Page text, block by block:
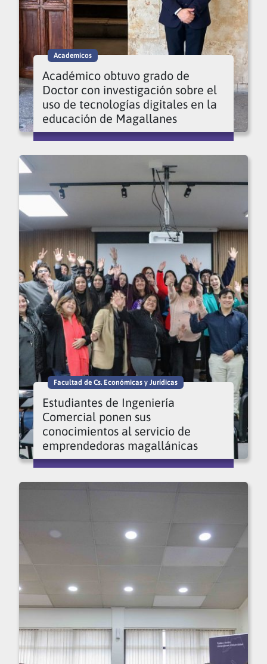
Academicos
Académico obtuvo grado de
Doctor con investigación sobre el
uso de tecnologías digitales en la
educación de Magallanes
Facultad de Cs. Económicas y Jurídicas
Estudiantes de Ingeniería
Comercial ponen sus
conocimientos al servicio de
emprendedoras magallánicas